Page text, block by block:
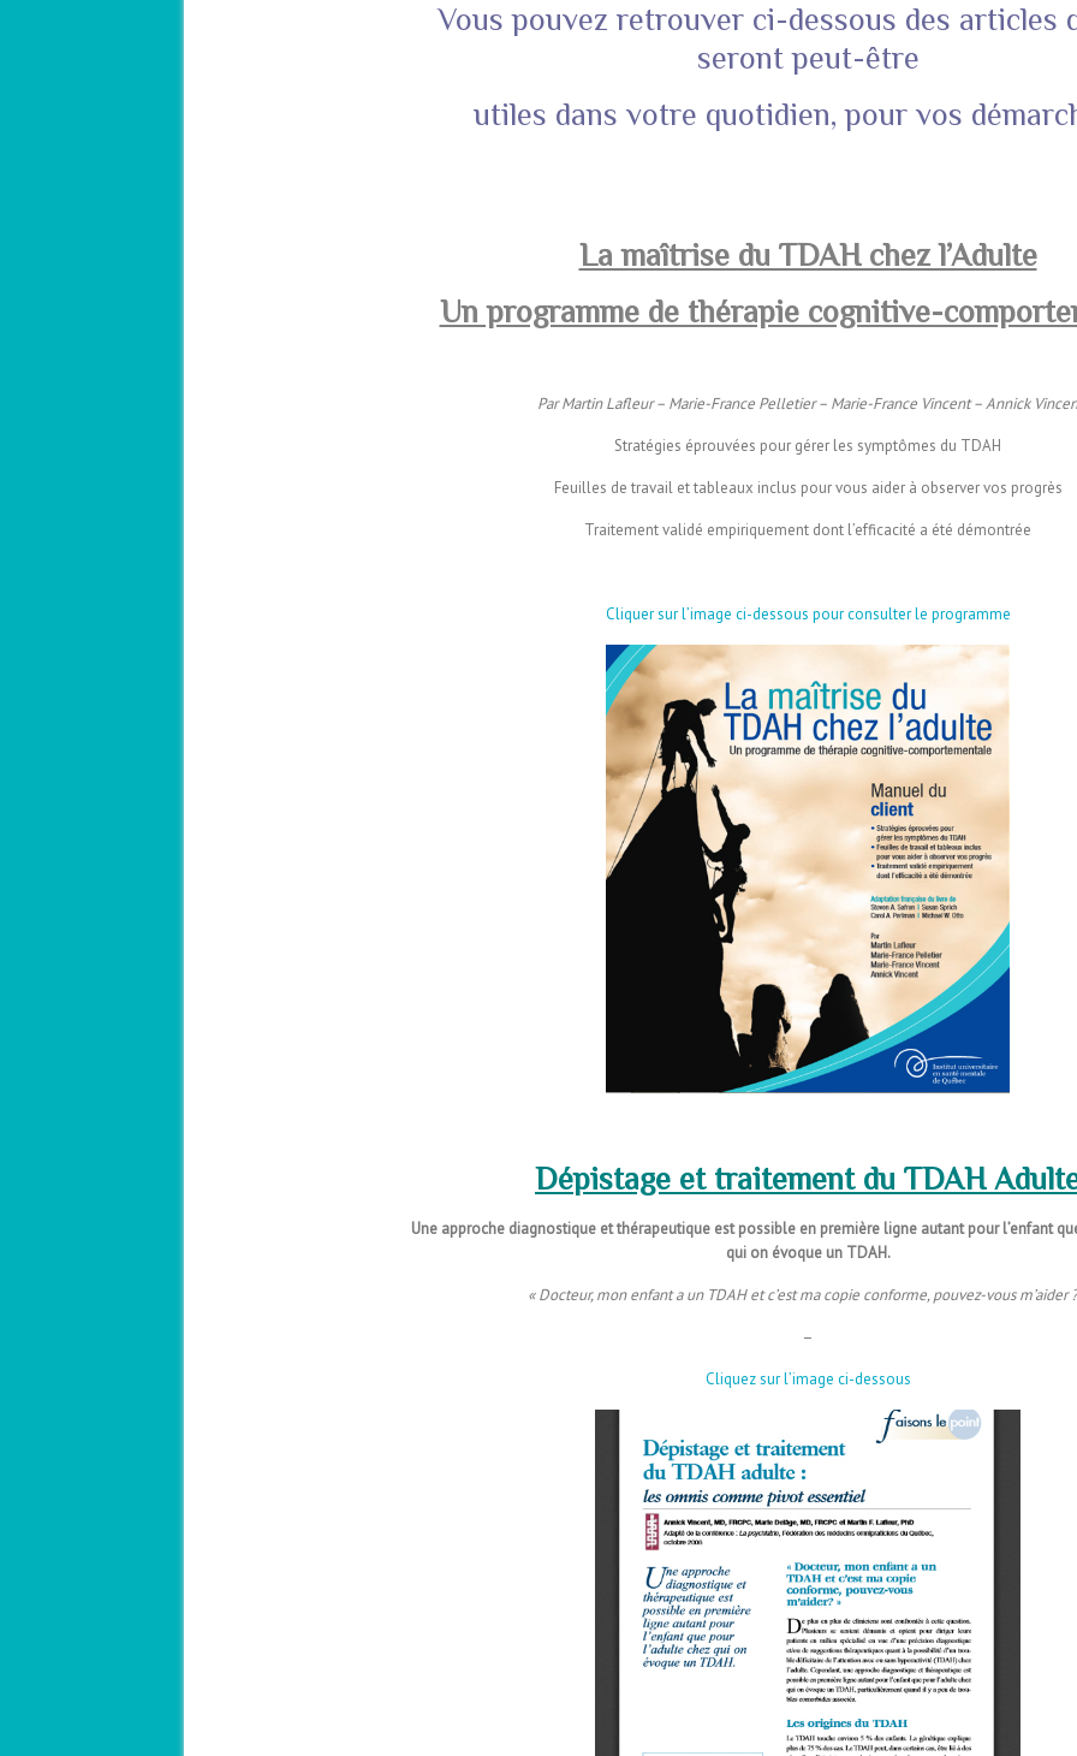
Vous pouvez retrouver ci-dessous des articles
seront peut-être
utiles dans votre quotidien, pour vos
La maîtrise du TDAH chez l’Adulte
Un programme de thérapie cognitive-
Par Martin Lafleur – Marie-France Pelletier – Marie-France Vincent – Annick
Stratégies éprouvées pour gérer les symptômes du TDAH
Feuilles de travail et tableaux inclus pour vous aider à observer vos progrès
Traitement validé empiriquement dont l’efficacité a été démontrée
Cliquer sur l’image ci-dessous pour consulter le programme
Dépistage et traitement du TDAH
Une approche diagnostique et thérapeutique est possible en première ligne autant pour l’enfant
qui on évoque un TDAH.
« Docteur, mon enfant a un TDAH et c’est ma copie conforme, pouvez-vous m’aider
–
Cliquez sur l’image ci-dessous